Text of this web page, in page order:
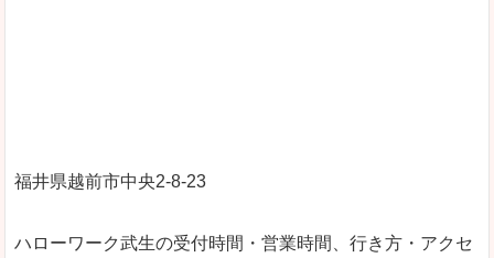
福井県越前市中央2-8-23
ハローワーク武生の受付時間・営業時間、行き方・アクセ